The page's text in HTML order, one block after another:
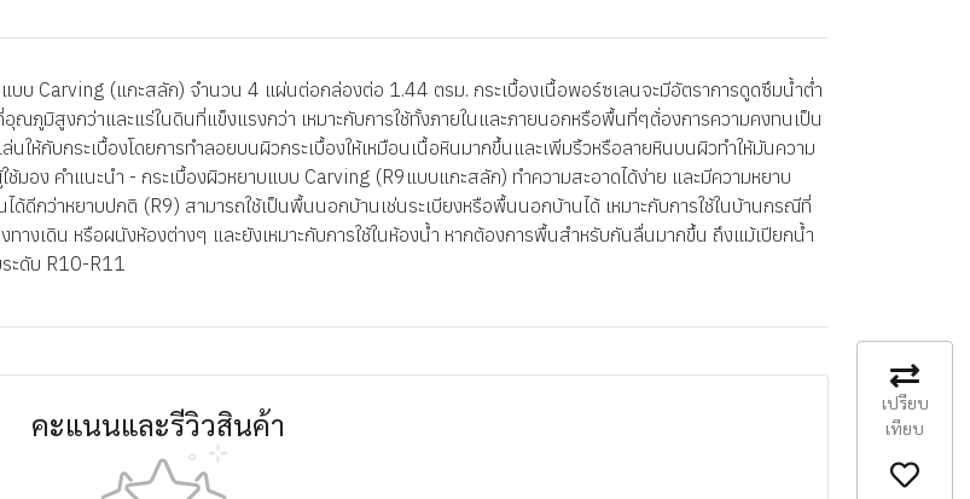
บ Carving (แกะสลัก) จำนวน 4 แผ่นต่อกล่องต่อ 1.44 ตรม. กระเบื้องเนื้อพอร์ซเลนจะมีอัตราการดูดซึมน้ำต่ำ
ณภูมิสูงกว่าและแร่ในดินที่แข็งแรงกว่า เหมาะกับการใช้ทั้งภายในและภายนอกหรือพื้นที่ๆต้่องการความคงทนเป็น
ห้กับกระเบื้องโดยการทำลอยบนผิวกระเบื้องให้เหมือนเนื้อหินมากขึ้นและเพิ่มริ้วหรือลายหินบนผิวทำให้มันความ
มอง คำแนะนำ - กระเบื้องผิวหยาบแบบ Carving (R9แบบแกะสลัก) ทำความสะอาดได้ง่าย และมีความหยาบ
ดีกว่าหยาบปกติ (R9) สามารถใช้เป็นพื้นนอกบ้านเช่นระเบียงหรือพื้นนอกบ้านได้ เหมาะกับการใช้ในบ้านกรณีที่
งเดิน หรือผนังห้องต่างๆ และยังเหมาะกับการใช้ในห้องน้ำ หากต้องการพื้นสำหรับกันลื่นมากขึ้น ถึงแม้เปียกน้ำ
ระดับ R10-R11
คะแนนและรีวิวสินค้า
เปรียบ
เทียบ